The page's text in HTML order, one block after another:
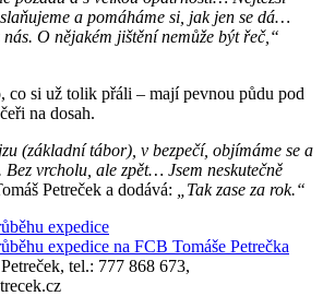
a pomáháme si, jak jen se dá…
nás. O nějakém jištění nemůže být řeč,“
co si už tolik přáli – mají pevnou půdu pod
na dosah.
(základní tábor), v bezpečí, objímáme se a
Bez vrcholu, ale zpět… Jsem neskutečně
Petreček a dodává:
„Tak zase za rok.“
expedice
expedice na FCB Tomáše Petrečka
tel.: 777 868 673,